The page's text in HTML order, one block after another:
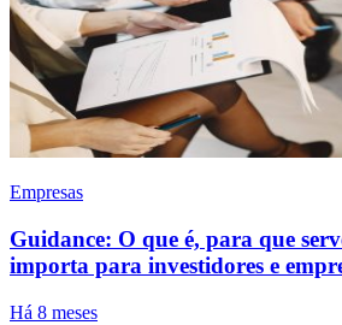
Empresas
Guidance: O que é, para que
importa para investidores e
Há 8 meses